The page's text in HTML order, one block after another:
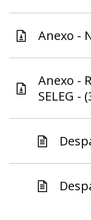
Anexo -
Anexo -
SELEG -